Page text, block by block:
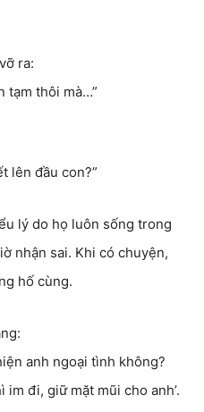
ra:
tạm thôi mà…”
lên đầu con?”
lý do họ luôn sống trong
nhận sai. Khi có chuyện,
hố cùng.
anh ngoại tình không?
im đi, giữ mặt mũi cho anh’.